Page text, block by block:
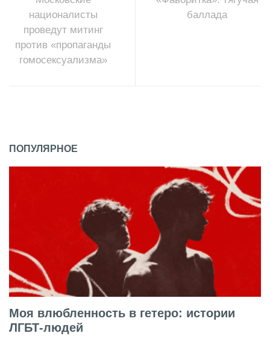
националисты
проведут митинг
против «пропаганды
гомосексуализма»
баллада
ПОПУЛЯРНОЕ
Моя влюбленность в гетеро: истории
ЛГБТ-людей